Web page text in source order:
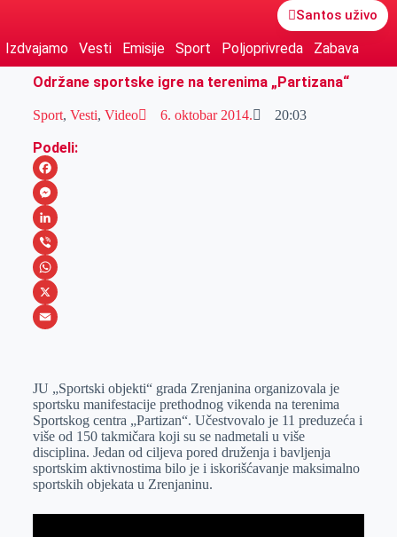
Santos uživo
Izdvajamo Vesti Emisije Sport Poljoprivreda
Zabava
Održane sportske igre na terenima „Partizana“
Sport, Vesti, Video 6. oktobar 2014. 20:03
Podeli:
F
a
c
e
b
o
M
e
s
s
e
e
r
L
i
n
k
I
n
V
i
b
W
h
s
A
p
p
X
a
i
l
JU „Sportski objekti“ grada Zrenjanina organizovala je
sportsku manifestacije prethodnog vikenda na terenima
Sportskog centra „Partizan“. Učestvovalo je 11 preduzeća i
više od 150 takmičara koji su se nadmetali u više
disciplina. Jedan od ciljeva pored druženja i bavljenja
sportskim aktivnostima bilo je i iskorišćavanje maksimalno
sportskih objekata u Zrenjaninu.